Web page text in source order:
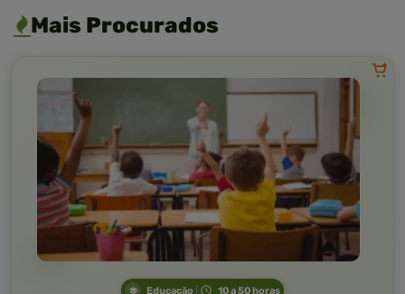
Mais Procurados
Educação 10 a 50 horas